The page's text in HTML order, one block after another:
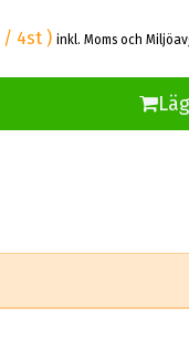
/ 4st )inkl. Moms och